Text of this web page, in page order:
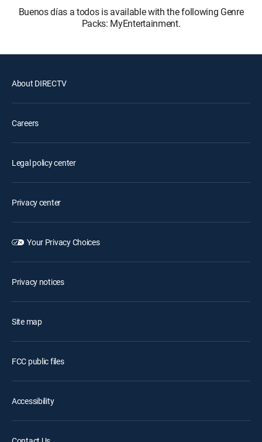
Buenos días a todos is available with the following Genre
Packs: MyEntertainment.
About DIRECTV
Careers
Legal policy center
Privacy center
Your Privacy Choices
Privacy notices
Site map
FCC public files
Accessibility